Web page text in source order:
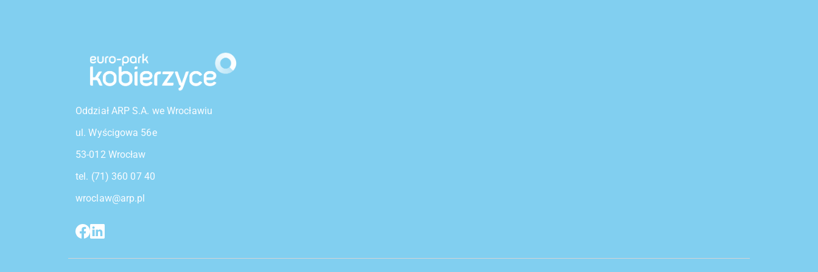
Oddział ARP S.A. we Wrocławiu
ul. Wyścigowa 56e
53-012 Wrocław
tel. (71) 360 07 40
wroclaw@arp.pl